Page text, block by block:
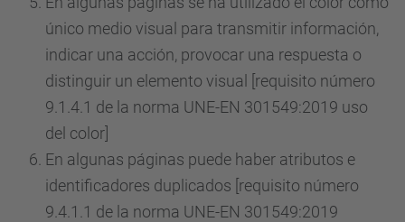
único medio visual para transmitir información,
indicar una acción, provocar una respuesta o
distinguir un elemento visual [requisito número
9.1.4.1 de la norma UNE-EN 301549:2019 uso
del color]
En algunas páginas puede haber atributos e
identificadores duplicados [requisito número
9.4.1.1 de la norma UNE-EN 301549:2019